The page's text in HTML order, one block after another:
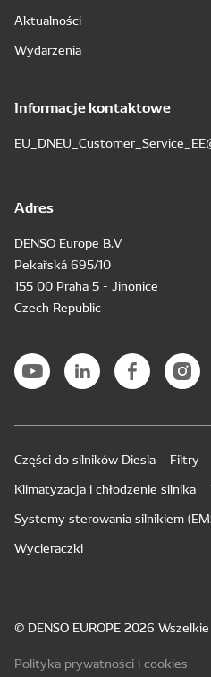
Aktualności
Wydarzenia
Informacje kontaktowe
Adres
DENSO Europe B.V
Pekařská 695/10
155 00 Praha 5 - Jinonice
Czech Republic
Części do silników Diesla
Filtry
Klimatyzacja i chłodzenie silnika
Systemy sterowania silnikiem
Wycieraczki
© DENSO EUROPE 2026
Polityka prywatności i cookies